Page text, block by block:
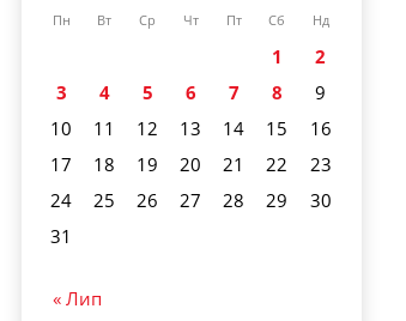
Пн Вт Ср Чт Пт Сб Нд
1
2
3
4 5 6 7 8
9
10
11 12 13 14 15
16
17
18 19 20 21 22
23
24
25 26 27 28 29
30
31
« Лип